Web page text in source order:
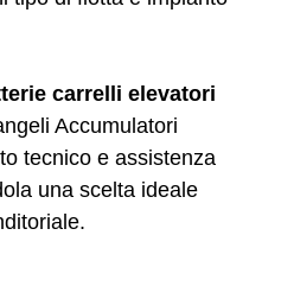
carrelli elevatori
Accumulatori
tecnico e assistenza
una scelta ideale